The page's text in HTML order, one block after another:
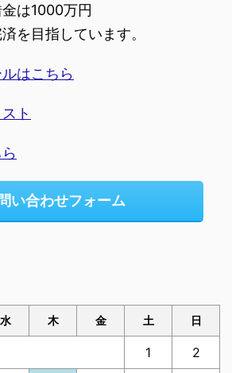
は1000万円
を目指しています。
はこちら
ト
い合わせフォーム
水 木 金 土 日
1 2